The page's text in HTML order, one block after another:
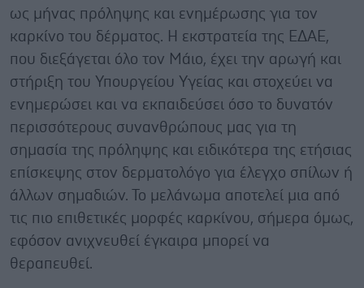
ως μήνας πρόληψης και ενημέρωσης για τον
καρκίνο του δέρματος. Η εκστρατεία της ΕΔΑΕ,
που διεξάγεται όλο τον Μάιο, έχει την αρωγή και
στήριξη του Υπουργείου Υγείας και στοχεύει να
ενημερώσει και να εκπαιδεύσει όσο το δυνατόν
περισσότερους συνανθρώπους μας για τη
σημασία της πρόληψης και ειδικότερα της ετήσιας
επίσκεψης στον δερματολόγο για έλεγχο σπίλων ή
άλλων σημαδιών. Το μελάνωμα αποτελεί μια από
τις πιο επιθετικές μορφές καρκίνου, σήμερα όμως,
εφόσον ανιχνευθεί έγκαιρα μπορεί να
θεραπευθεί.